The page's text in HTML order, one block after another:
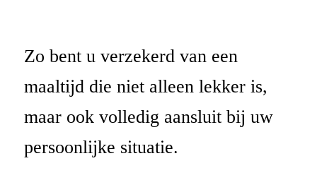
Zo bent u verzekerd van een
maaltijd die niet alleen lekker is,
maar ook volledig aansluit bij uw
persoonlijke situatie.